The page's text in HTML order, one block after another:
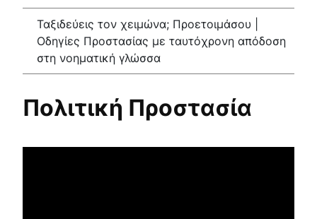
Ταξιδεύεις τον χειμώνα; Προετοιμάσου |
Οδηγίες Προστασίας με ταυτόχρονη απόδοση
στη νοηματική γλώσσα
Πολιτική Προστασία